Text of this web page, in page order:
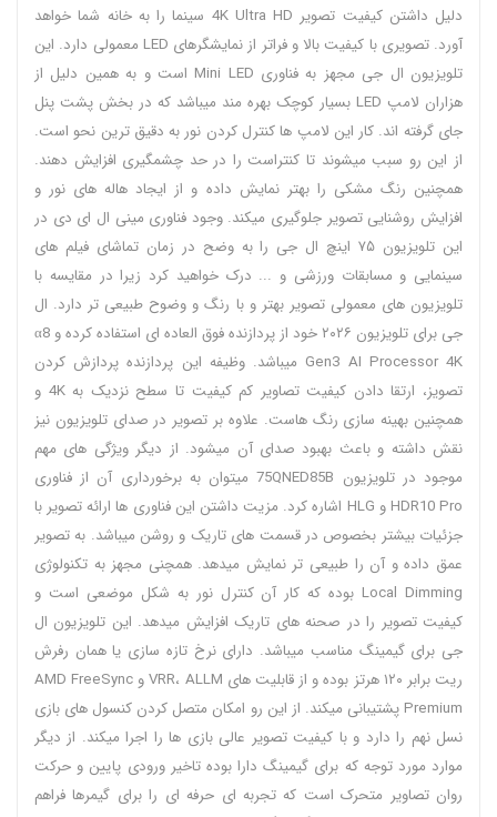
دلیل داشتن کیفیت تصویر 4K Ultra HD سینما را به خانه شما خواهد
آورد. تصویری با کیفیت بالا و فراتر از نمایشگرهای LED معمولی دارد. این
تلویزیون ال جی مجهز به فناوری Mini LED است و به همین دلیل از
هزاران لامپ LED بسیار کوچک بهره مند میباشد که در بخش پشت پنل
جای گرفته اند. کار این لامپ ها کنترل کردن نور به دقیق ترین نحو است.
از این رو سبب میشوند تا کنتراست را در حد چشمگیری افزایش دهند.
همچنین رنگ مشکی را بهتر نمایش داده و از ایجاد هاله های نور و
افزایش روشنایی تصویر جلوگیری میکند. وجود فناوری مینی ال ای دی در
این تلویزیون ۷۵ اینچ ال جی را به وضح در زمان تماشای فیلم های
سینمایی و مسابقات ورزشی و ... درک خواهید کرد زیرا در مقایسه با
تلویزیون های معمولی تصویر بهتر و با رنگ و وضوح طبیعی تر دارد. ال
جی برای تلویزیون ۲۰۲۶ خود از پردازنده فوق العاده ای استفاده کرده و α8
Gen3 AI Processor 4K میباشد. وظیفه این پردازنده پردازش کردن
تصویز، ارتقا دادن کیفیت تصاویر کم کیفیت تا سطح نزدیک به 4K و
همچنین بهینه سازی رنگ هاست. علاوه بر تصویر در صدای تلویزیون نیز
نقش داشته و باعث بهبود صدای آن میشود. از دیگر ویژگی های مهم
موجود در تلویزیون 75QNED85B میتوان به برخورداری آن از فناوری
HDR10 Pro و HLG اشاره کرد. مزیت داشتن این فناوری ها ارائه تصویر با
جزئیات بیشتر بخصوص در قسمت های تاریک و روشن میباشد. به تصویر
عمق داده و آن را طبیعی تر نمایش میدهد. همچنی مجهز به تکنولوژی
Local Dimming بوده که کار آن کنترل نور به شکل موضعی است و
کیفیت تصویر را در صحنه های تاریک افزایش میدهد. این تلویزیون ال
جی برای گیمینگ مناسب میباشد. دارای نرخ تازه سازی یا همان رفرش
ریت برابر ۱۲۰ هرتز بوده و از قابلیت های VRR، ALLM و AMD FreeSync
Premium پشتیبانی میکند. از این رو امکان متصل کردن کنسول های بازی
نسل نهم را دارد و با کیفیت تصویر عالی بازی ها را اجرا میکند. از دیگر
موارد مورد توجه که برای گیمینگ دارا بوده تاخیر ورودی پایین و حرکت
روان تصاویر متحرک است که تجربه ای حرفه ای را برای گیمرها فراهم